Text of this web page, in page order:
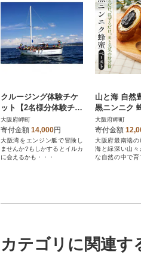
クルージング体験チケ
ット【2名様分体験チケ
ット】(大人2人)1時間
大阪府岬町
寄付金額 14,000円
大阪湾をエンジン艇で冒険し
ませんか?もしかするとイルカ
に会えるかも・・・
山と海 自然
黒ニンニク 蜂蜜 (ペー
スト) (純粋) にんにく加
工食品
大阪府岬町
寄付金額
大阪府最南端
海と緑深い山
な自然の中で育
カテゴリに関連す